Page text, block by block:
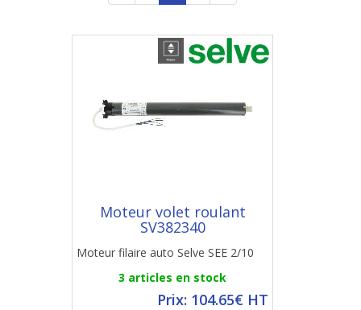
Moteur volet roulant
SV382340
Moteur filaire auto Selve SEE 2/10
3 articles en stock
Prix: 104.65€ HT